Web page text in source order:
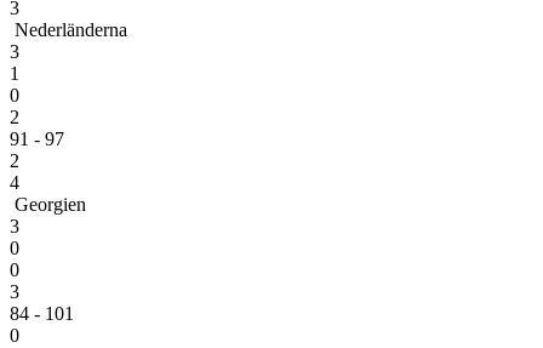
3
Nederländerna
3
1
0
2
91 - 97
2
4
Georgien
3
0
0
3
84 - 101
0